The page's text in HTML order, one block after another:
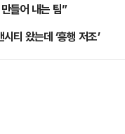
들어 내는 팀”
티 왔는데 ‘흥행 저조’